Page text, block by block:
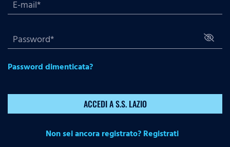
Password dimenticata?
ACCEDI A S.S. LAZIO
Non sei ancora registrato? Registrati